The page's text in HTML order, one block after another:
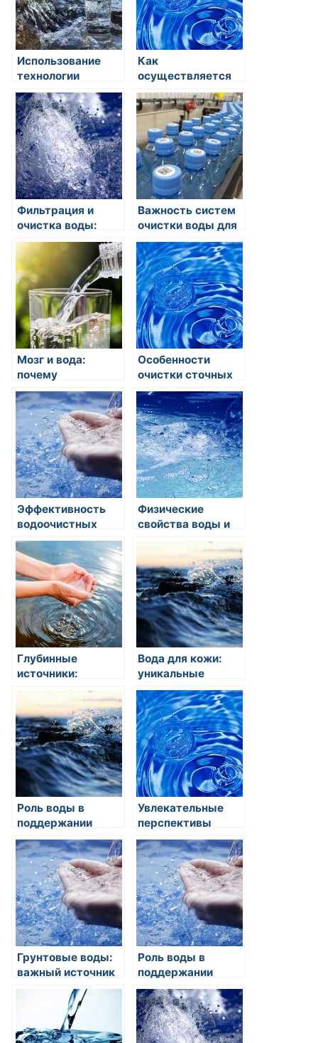
Использование
технологии
обратного осмоса
при очистке воды
Как
осуществляется
десалинация
морской воды для
питья?
Фильтрация и
очистка воды:
основные
принципы и
методы
Важность систем
очистки воды для
обеспечения
безопасности
питьевой воды
Мозг и вода:
почему
употребление
достаточного
количества воды
необходимо для
нормальной
работы мозга?
Особенности
очистки сточных
вод от
сельскохозяйственных
угроз
Эффективность
водоочистных
установок для
промышленных
предприятий:
современные
технологии и
перспективы
Физические
свойства воды и
их значение в
природе
Глубинные
источники:
использование
артезианских
колодцев для
питания питьевых
вод
Вода для кожи:
уникальные
свойства
питьевого режима
Роль воды в
поддержании
здорового
пищеварения
Увлекательные
перспективы
использования
соленой воды в
сельском
хозяйстве
Грунтовые воды:
важный источник
пресной воды для
питья и орошения
Роль воды в
поддержании
здоровья сердца и
сосудов